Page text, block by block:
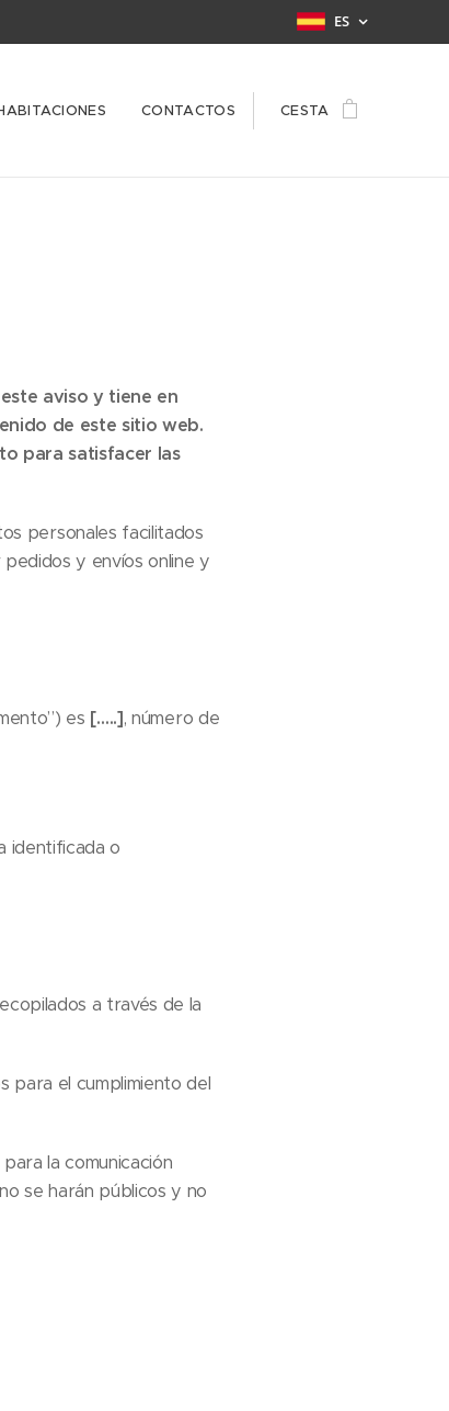
ES
CONTACTOS CESTA
aviso y tiene en
de este sitio web.
para satisfacer las
personales facilitados
y envíos online y
es […..], número de
identificada o
a través de la
para el cumplimiento del
la comunicación
se harán públicos y no